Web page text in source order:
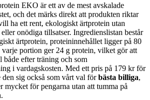
EKO är ett av de mest avskalade
och det märks direkt att produkten riktar
ha ett rent, ekologiskt ärtprotein utan
onödiga tillsatser. Ingredienslistan består
ärtprotein, proteininnehållet ligger på 80
varje portion ger 24 g protein, vilket gör att
både efter träning och som
i vardagskosten. Med ett pris på 179 kr för
den sig också som vårt val förbästa billiga,
mycket för pengarna utan att tumma på